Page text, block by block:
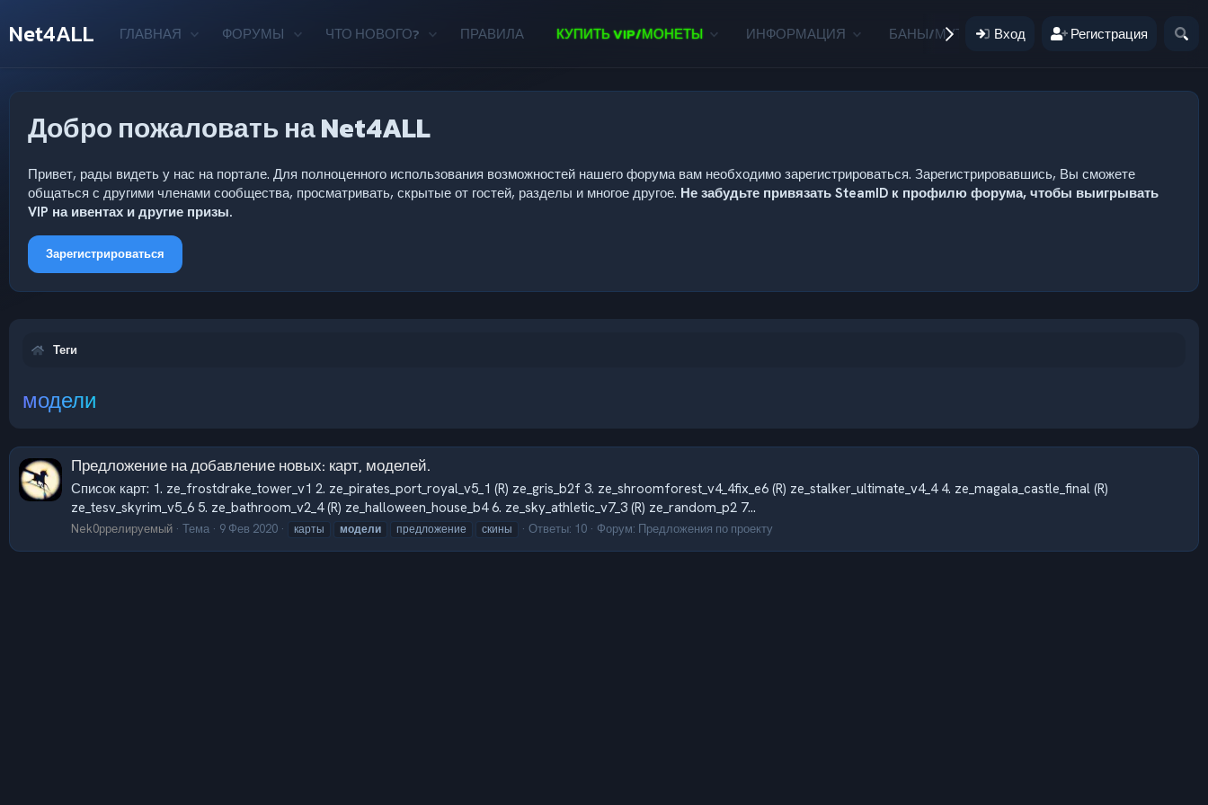
Net4ALL ГЛАВНАЯ ФОРУМЫ ЧТО НОВОГО? ПРАВИЛА КУПИТЬ VIP/МОНЕТЫ ИНФОРМАЦИЯ БАНЫ/МУТЫ ПОЖЕРТВОВАНИЯ
Вход Регистрация
Добро пожаловать на Net4ALL
Привет, рады видеть у нас на портале. Для полноценного использования возможностей нашего форума вам необходимо зарегистрироваться. Зарегистрировавшись, Вы сможете
общаться с другими членами сообщества, просматривать, скрытые от гостей, разделы и многое другое. Не забудьте привязать SteamID к профилю форума, чтобы выигрывать
VIP на ивентах и другие призы.
Зарегистрироваться
Теги
модели
Предложение на добавление новых: карт, моделей.
Список карт: 1. ze_frostdrake_tower_v1 2. ze_pirates_port_royal_v5_1 (R) ze_gris_b2f 3. ze_shroomforest_v4_4fix_e6 (R) ze_stalker_ultimate_v4_4 4. ze_magala_castle_final (R)
ze_tesv_skyrim_v5_6 5. ze_bathroom_v2_4 (R) ze_halloween_house_b4 6. ze_sky_athletic_v7_3 (R) ze_random_p2 7...
Nek0ррелируемый Тема 9 Фев 2020 карты модели предложение скины Ответы: 10 Форум: Предложения по проекту